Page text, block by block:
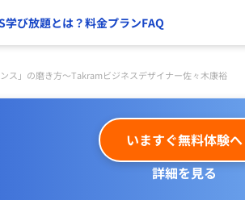
学び放題とは？料金プランFAQ
ス」の磨き方～Takramビジネスデザイナー佐々木康裕
いますぐ無料体験へ
詳細を見る